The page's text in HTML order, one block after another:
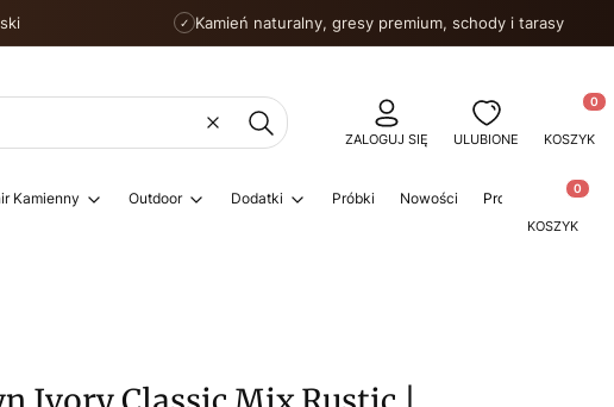
✓ Kamień naturalny, gresy premium, schody i tarasy
WyczyśćSzukaj
ZALOGUJ SIĘ ULUBIONE KOSZYK
Kamienny Outdoor Dodatki Próbki Nowości PromocjeProdukty
KOSZYK